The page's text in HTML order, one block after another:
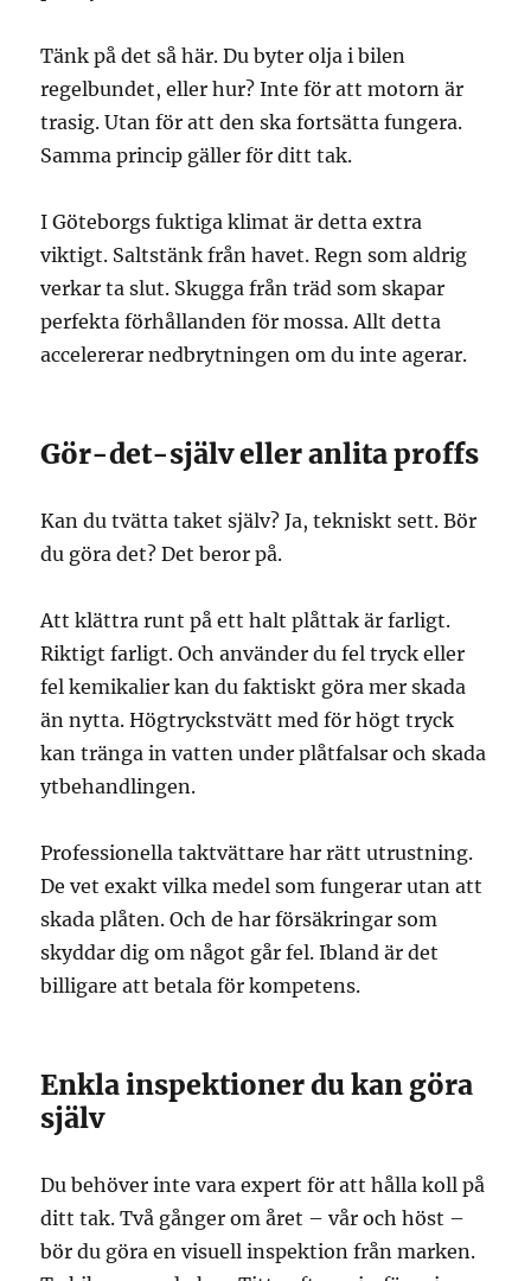
Tänk på det så här. Du byter olja i bilen
regelbundet, eller hur? Inte för att motorn är
trasig. Utan för att den ska fortsätta fungera.
Samma princip gäller för ditt tak.
I Göteborgs fuktiga klimat är detta extra
viktigt. Saltstänk från havet. Regn som aldrig
verkar ta slut. Skugga från träd som skapar
perfekta förhållanden för mossa. Allt detta
accelererar nedbrytningen om du inte agerar.
Gör-det-själv eller anlita proffs
Kan du tvätta taket själv? Ja, tekniskt sett. Bör
du göra det? Det beror på.
Att klättra runt på ett halt plåttak är farligt.
Riktigt farligt. Och använder du fel tryck eller
fel kemikalier kan du faktiskt göra mer skada
än nytta. Högtryckstvätt med för högt tryck
kan tränga in vatten under plåtfalsar och skada
ytbehandlingen.
Professionella taktvättare har rätt utrustning.
De vet exakt vilka medel som fungerar utan att
skada plåten. Och de har försäkringar som
skyddar dig om något går fel. Ibland är det
billigare att betala för kompetens.
Enkla inspektioner du kan göra
själv
Du behöver inte vara expert för att hålla koll på
ditt tak. Två gånger om året – vår och höst –
bör du göra en visuell inspektion från marken.